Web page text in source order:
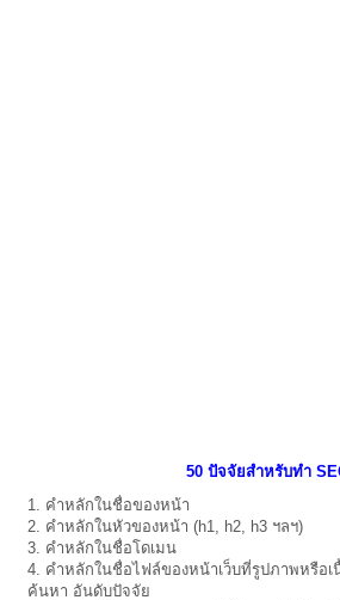
50 ปัจจัยสำหรับทำ
1. คำหลักในชื่อของหน้า
2. คำหลักในหัวของหน้า (h1, h2, h3 ฯลฯ)
3. คำหลักในชื่อโดเมน
4. คำหลักในชื่อไฟล์ของหน้าเว็บที่รูปภาพหรือเ
ค้นหา อันดับปัจจัย